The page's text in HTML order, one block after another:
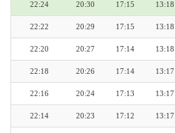
13:18
17:15
20:30
22:24
13:18
17:15
20:29
22:22
13:18
17:14
20:27
22:20
13:17
17:14
20:26
22:18
13:17
17:13
20:24
22:16
13:17
17:12
20:23
22:14